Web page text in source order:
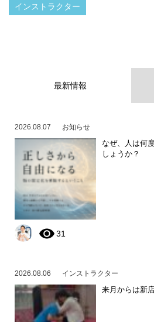
インストラクター
最新情報
2026.08.07 お知らせ
なぜ、人は何
しょうか？
31
2026.08.06 インストラクター
来月からは新